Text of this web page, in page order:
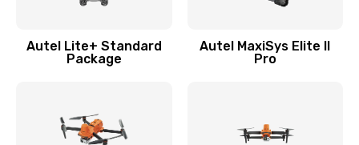
Autel Lite+ Standard
Package
Autel MaxiSys Elite II
Pro